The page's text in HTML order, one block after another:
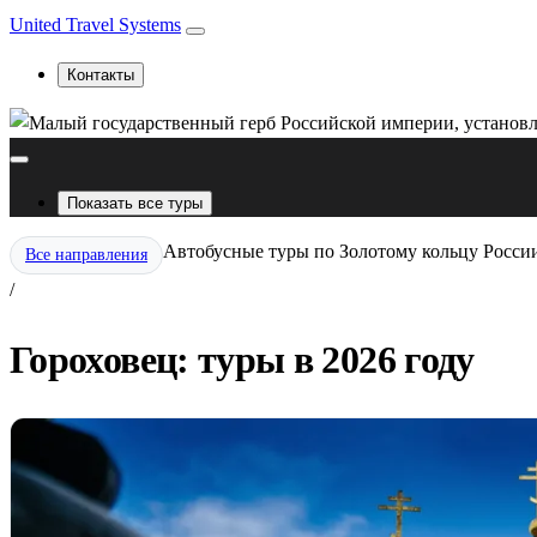
United Travel Systems
Контакты
Показать все туры
Все направления
/
Автобусные туры по Золотому кольцу
Гороховец: туры в 2026 году